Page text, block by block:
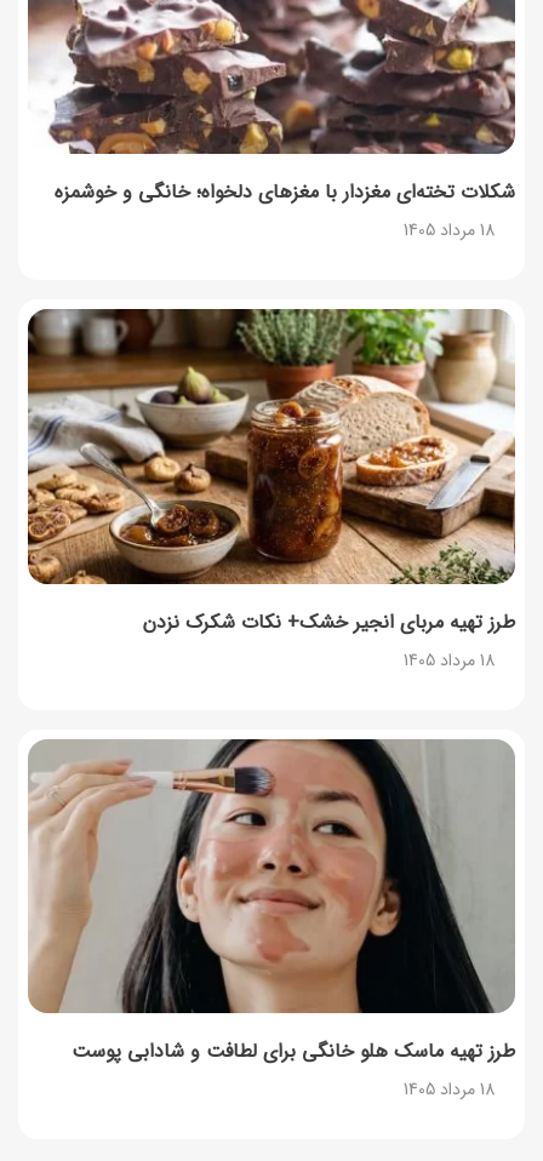
شکلات تخته‌ای مغزدار با مغزهای دلخواه؛ خانگی و خوشمزه
18 مرداد 1405
طرز تهیه مربای انجیر خشک+ نکات شکرک نزدن
18 مرداد 1405
طرز تهیه ماسک هلو خانگی برای لطافت و شادابی پوست
18 مرداد 1405